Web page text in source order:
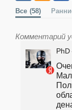
Все (58)
Комментарий
PhD